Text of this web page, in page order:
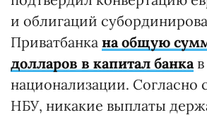
и облигаций
Приватбанка на общую
долларов в капитал банкав
национализации.
НБУ, никакие выплаты